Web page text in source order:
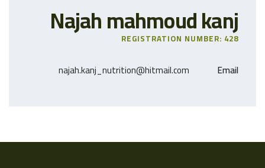
Najah mahmoud kanj
REGISTRATION NUMBER: 428
Email
najah.kanj_nutrition@hitmail.com